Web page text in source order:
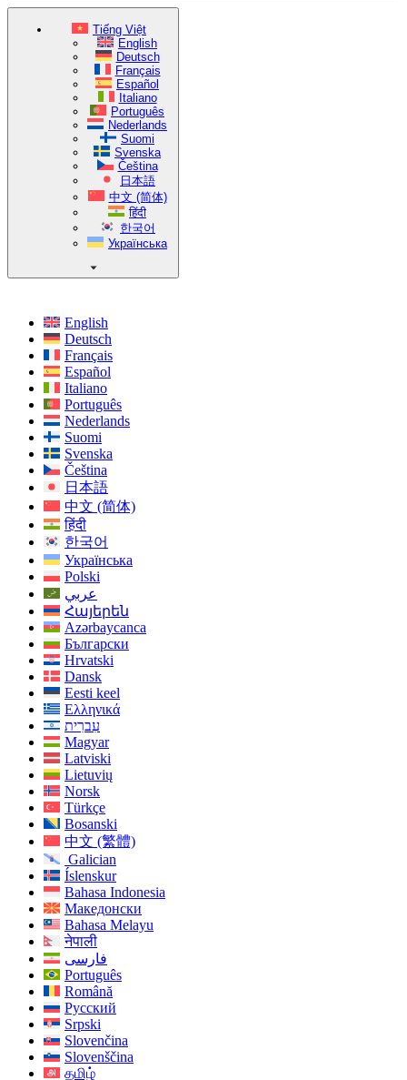
Tiếng Việt
English
Deutsch
Français
Español
Italiano
Português
Nederlands
Suomi
Svenska
Čeština
日本語
中文 (简体)
हिंदी
한국어
Українська
English
Deutsch
Français
Español
Italiano
Português
Nederlands
Suomi
Svenska
Čeština
日本語
中文 (简体)
हिंदी
한국어
Українська
Polski
عربي
Հայերեն
Azərbaycanca
Български
Hrvatski
Dansk
Eesti keel
Ελληνικά
עִברִית
Magyar
Latviski
Lietuvių
Norsk
Türkçe
Bosanski
中文 (繁體)
Galician
Íslenskur
Bahasa Indonesia
Македонски
Bahasa Melayu
नेपाली
فارسی
Português
Română
Русский
Srpski
Slovenčina
Slovenščina
தமிழ்